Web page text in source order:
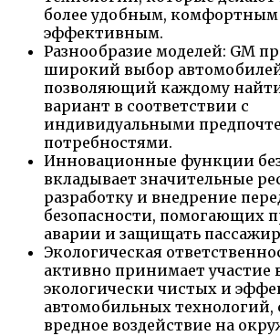
более удобным,
эффективным.
Разнообразие моделей: GM
широкий выбор
позволяющий каждому
вариант в соответствии с
индивидуальными
потребностями.
Инновационные функции
вкладывает значительные
разработку и внедрение
безопасности, помогающих
аварии и защищать
Экологическая
активно принимает участие
экологически чистых и
автомобильных технологий,
вредное воздействие на